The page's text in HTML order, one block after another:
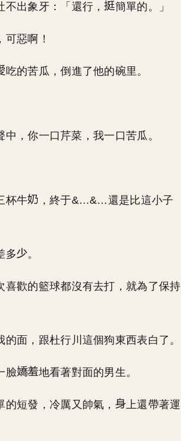
不出象牙：「還行， 簡單的。」
可惡啊！
吃的苦瓜，倒進了他的碗里。
，你一口芹菜，我一口苦瓜。
杯牛
，終于&…&…還是比這小子
多 。
喜歡的籃球都沒有去打，就為了保持
面，跟杜行川這個狗東西表白了。
臉 地看著對面的男生。
的短發，冷厲又帥氣，
上還帶著運